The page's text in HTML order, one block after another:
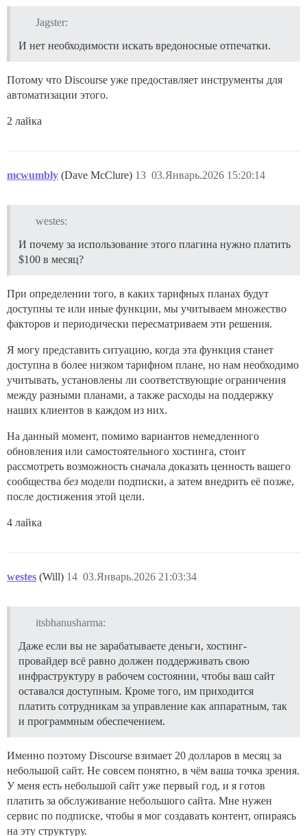
Jagster:
И нет необходимости искать вредоносные отпечатки.
Потому что Discourse уже предоставляет инструменты для
автоматизации этого.
2 лайка
mcwumbly (Dave McClure) 03.Январь.2026 15:20:14
13
westes:
И почему за использование этого плагина нужно платить
$100 в месяц?
При определении того, в каких тарифных планах будут
доступны те или иные функции, мы учитываем множество
факторов и периодически пересматриваем эти решения.
Я могу представить ситуацию, когда эта функция станет
доступна в более низком тарифном плане, но нам необходимо
учитывать, установлены ли соответствующие ограничения
между разными планами, а также расходы на поддержку
наших клиентов в каждом из них.
На данный момент, помимо вариантов немедленного
обновления или самостоятельного хостинга, стоит
рассмотреть возможность сначала доказать ценность вашего
сообщества без модели подписки, а затем внедрить её позже,
после достижения этой цели.
4 лайка
westes (Will) 03.Январь.2026 21:03:34
14
itsbhanusharma:
Даже если вы не зарабатываете деньги, хостинг-
провайдер всё равно должен поддерживать свою
инфраструктуру в рабочем состоянии, чтобы ваш сайт
оставался доступным. Кроме того, им приходится
платить сотрудникам за управление как аппаратным, так
и программным обеспечением.
Именно поэтому Discourse взимает 20 долларов в месяц за
небольшой сайт. Не совсем понятно, в чём ваша точка зрения.
У меня есть небольшой сайт уже первый год, и я готов
платить за обслуживание небольшого сайта. Мне нужен
сервис по подписке, чтобы я мог создавать контент, опираясь
на эту структуру.